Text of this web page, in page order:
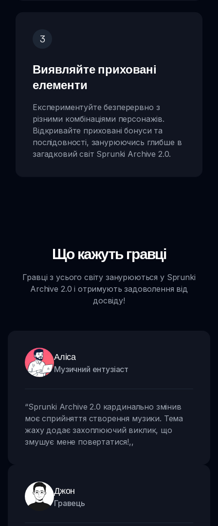
3
Виявляйте приховані
елементи
Експериментуйте безперервно з
різними комбінаціями персонажів.
Відкривайте приховані бонуси та
послідовності, занурюючись глибше в
загадковий світ Sprunki Archive 2.0.
Що кажуть гравці
Гравці з усього світу занурюються у Sprunki
Archive 2.0 і отримують задоволення від
досвіду!
Аліса
Музичний ентузіаст
“Sprunki Archive 2.0 кардинально змінив
моє сприйняття створення музики. Тема
жаху додає захоплюючий виклик, що
змушує мене повертатися!,,
Джон
Гравець